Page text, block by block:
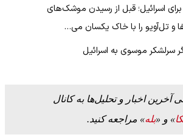
اسرائیل؛ قبل از رسیدن موشک‌های
و تل‌آویو را با خاک یکسان می‌…
سرلشکر موسوی به اسرائیل
اخبار و تحلیل‌ها به کانال
» و «بله» مراجعه کنید.